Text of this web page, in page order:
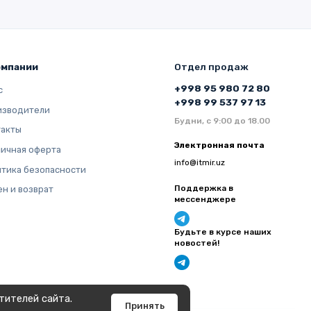
24
сайта.
Принять
оферта
безопасности
и возврат
Отдел продаж
+998 95 980 72 80
+998 99 537 97 13
Будни, с 9:00 до 18.00
Электронная почта
info@itmir.uz
Поддержка в
мессенджере
Будьте в курсе наших
новостей!